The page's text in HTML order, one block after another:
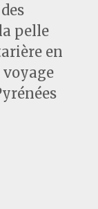
pelle
en
voyage